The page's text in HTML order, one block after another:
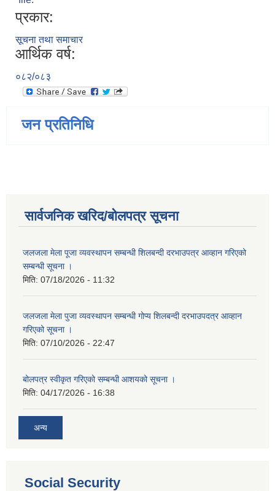
प्रकार:
सूचना तथा समाचार
आर्थिक वर्ष:
०८२/०८३
जन प्रतिनिधि
सार्वजनिक खरिद/बोलपत्र सूचना
जलजला मेला पूजा व्यवस्थापन सम्बन्धी शिलबन्दी दरभाउपत्र आव्हान गरिएको
सम्बन्धी सूचना ।
मिति: 07/18/2026 - 11:32
जलजला मेला पुजा व्यवस्थापन सम्बन्धी गोप्य शिलबन्दी दरभाउपदत्र आव्हान
गरिएको सूचना ।
मिति: 07/10/2026 - 22:47
बोलपत्र स्वीकृत गरिएको सम्बन्धी आशयको सूचना ।
मिति: 04/17/2026 - 16:38
अन्य
Social Security